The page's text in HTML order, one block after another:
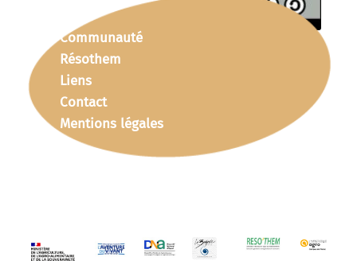
Communauté
Résothem
Liens
Contact
Mentions légales